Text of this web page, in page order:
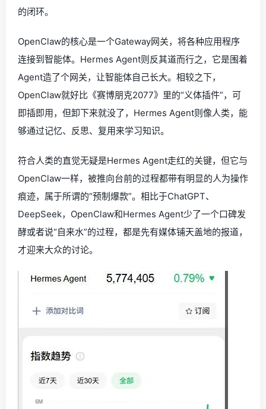
的闭环。
OpenClaw的核心是一个Gateway网关，将各种应用程序
连接到智能体。Hermes Agent则反其道而行之，它是围着
Agent造了个网关，让智能体自己长大。相较之下，
OpenClaw就好比《赛博朋克2077》里的“义体插件”，可
即插即用，但卸下来就没了，Hermes Agent则像人类，能
够通过记忆、反思、复用来学习知识。
符合人类的直觉无疑是Hermes Agent走红的关键，但它与
OpenClaw一样，被推向台前的过程都带有明显的人为操作
痕迹，属于所谓的“预制爆款”。相比于ChatGPT、
DeepSeek，OpenClaw和Hermes Agent少了一个口碑发
酵或者说“自来水”的过程，都是先有媒体铺天盖地的报道，
才迎来大众的讨论。